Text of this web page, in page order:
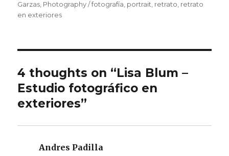
Garzas Photography / fotografía portrait retrato retrato
en exteriores
4 thoughts on “Lisa Blum –
Estudio fotográfico en
exteriores”
Andres Padilla